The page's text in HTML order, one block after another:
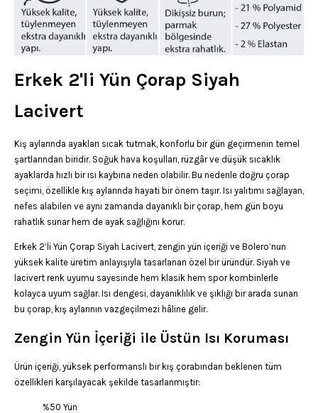
Erkek 2'li Yün Çorap Siyah
Lacivert
Kış aylarında ayakları sıcak tutmak, konforlu bir gün geçirmenin temel
şartlarından biridir. Soğuk hava koşulları, rüzgâr ve düşük sıcaklık
ayaklarda hızlı bir ısı kaybına neden olabilir. Bu nedenle doğru çorap
seçimi, özellikle kış aylarında hayati bir önem taşır. Isı yalıtımı sağlayan,
nefes alabilen ve aynı zamanda dayanıklı bir çorap, hem gün boyu
rahatlık sunar hem de ayak sağlığını korur.
Erkek 2’li Yün Çorap Siyah Lacivert, zengin yün içeriği ve Bolero’nun
yüksek kalite üretim anlayışıyla tasarlanan özel bir üründür. Siyah ve
lacivert renk uyumu sayesinde hem klasik hem spor kombinlerle
kolayca uyum sağlar. Isı dengesi, dayanıklılık ve şıklığı bir arada sunan
bu çorap, kış aylarının vazgeçilmezi hâline gelir.
Zengin Yün İçeriği ile Üstün Isı Koruması
Ürün içeriği, yüksek performanslı bir kış çorabından beklenen tüm
özellikleri karşılayacak şekilde tasarlanmıştır:
%50 Yün